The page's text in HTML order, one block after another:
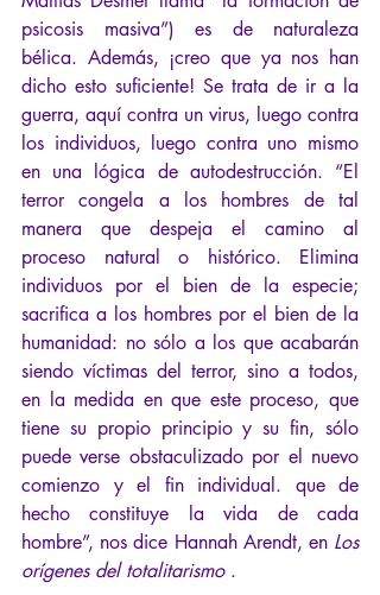
psicosis masiva”) es de naturaleza
bélica. Además, ¡creo que ya nos han
dicho esto suficiente! Se trata de ir a la
guerra, aquí contra un virus, luego contra
los individuos, luego contra uno mismo
en una lógica de autodestrucción. “El
terror congela a los hombres de tal
manera que despeja el camino al
proceso natural o histórico. Elimina
individuos por el bien de la especie;
sacrifica a los hombres por el bien de la
humanidad: no sólo a los que acabarán
siendo víctimas del terror, sino a todos,
en la medida en que este proceso, que
tiene su propio principio y su fin, sólo
puede verse obstaculizado por el nuevo
comienzo y el fin individual. que de
hecho constituye la vida de cada
hombre”, nos dice Hannah Arendt, en Los
orígenes del totalitarismo .